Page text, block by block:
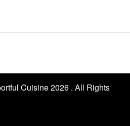
Cuisine 2026 . All Rights